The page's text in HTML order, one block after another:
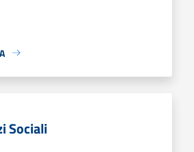
Sociali